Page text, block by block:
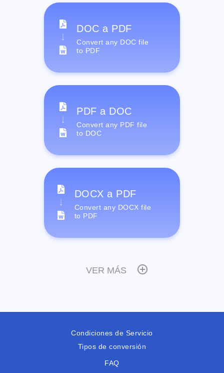
DOC a PDF
Convert any DOC file
to PDF
PDF a DOC
Convert any PDF file
to DOC
DOCX a PDF
Convert any DOCX file
to PDF
VER MÁS
Condiciones de Servicio
Tipos de conversión
FAQ